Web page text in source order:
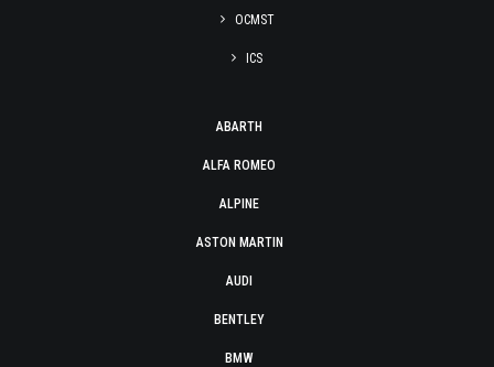
OCMST
ICS
ABARTH
ALFA ROMEO
ALPINE
ASTON MARTIN
AUDI
BENTLEY
BMW